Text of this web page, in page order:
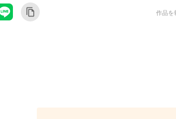
作品を